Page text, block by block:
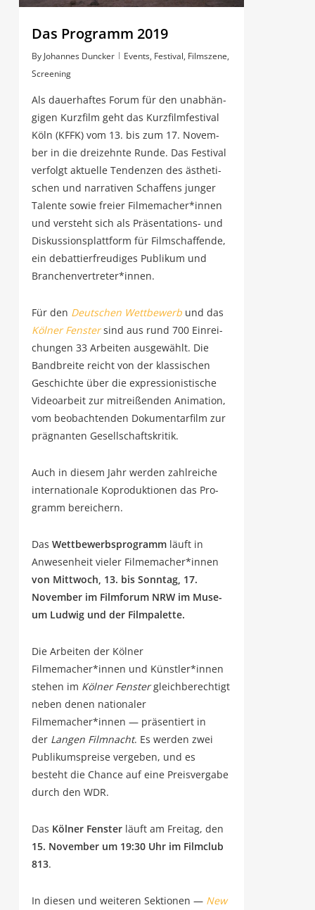
Das Pro­gramm 2019
By Johannes Duncker Events, Festival, Filmszene,
Screening
Als dau­er­haf­tes Forum für den unab­hän­
gi­gen Kurz­film geht das Kurz­film­fes­ti­val
Köln (KFFK) vom 13. bis zum 17. Novem­
ber in die drei­zehn­te Run­de. Das Fes­ti­val
ver­folgt aktu­el­le Ten­den­zen des ästhe­ti­
schen und nar­ra­ti­ven Schaf­fens jun­ger
Talen­te sowie frei­er Filmemacher*innen
und ver­steht sich als Prä­sen­ta­ti­ons- und
Dis­kus­si­ons­platt­form für Film­schaf­fen­de,
ein debat­tier­freu­di­ges Publi­kum und
Branchenvertreter*innen.
Für den Deut­schen Wett­be­werbund das
Köl­ner Fens­ter sind aus rund 700 Ein­rei­
chun­gen 33 Arbei­ten aus­ge­wählt. Die
Band­brei­te reicht von der klas­si­schen
Geschich­te über die expres­sio­nis­ti­sche
Video­ar­beit zur mit­rei­ßen­den Ani­ma­ti­on,
vom beob­ach­ten­den Doku­men­tar­film zur
prä­gnan­ten Gesellschaftskritik.
Auch in die­sem Jahr wer­den zahl­rei­che
inter­na­tio­na­le Kopro­duk­tio­nen das Pro­
gramm bereichern.
Das Wett­be­werbs­pro­grammläuft in
Anwe­sen­heit vie­ler Filmemacher*innen
von Mitt­woch, 13. bis Sonn­tag, 17.
Novem­ber im Film­fo­rum NRW im Muse­
um Lud­wig und der Filmpalette.
Die Arbei­ten der Köl­ner
Filmemacher*innen und Künstler*innen
ste­hen im Köl­ner Fens­tergleich­be­rech­tigt
neben denen natio­na­ler
Filmemacher*innen — prä­sen­tiert in
der Lan­gen Film­nacht. Es wer­den zwei
Publi­kums­prei­se ver­ge­ben, und es
besteht die Chan­ce auf eine Preis­ver­ga­be
durch den WDR.
Das Köl­ner Fens­terläuft am Frei­tag, den
15. Novem­ber um 19:30 Uhr im Film­club
813.
In die­sen und wei­te­ren Sek­tio­nen — New